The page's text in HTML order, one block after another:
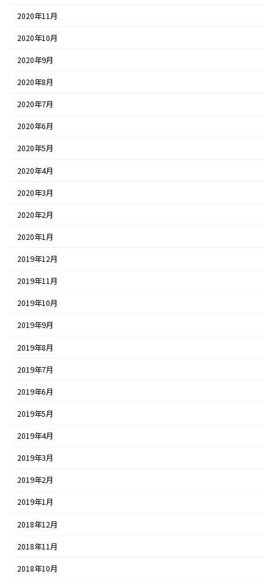
2020年11月
2020年10月
2020年9月
2020年8月
2020年7月
2020年6月
2020年5月
2020年4月
2020年3月
2020年2月
2020年1月
2019年12月
2019年11月
2019年10月
2019年9月
2019年8月
2019年7月
2019年6月
2019年5月
2019年4月
2019年3月
2019年2月
2019年1月
2018年12月
2018年11月
2018年10月